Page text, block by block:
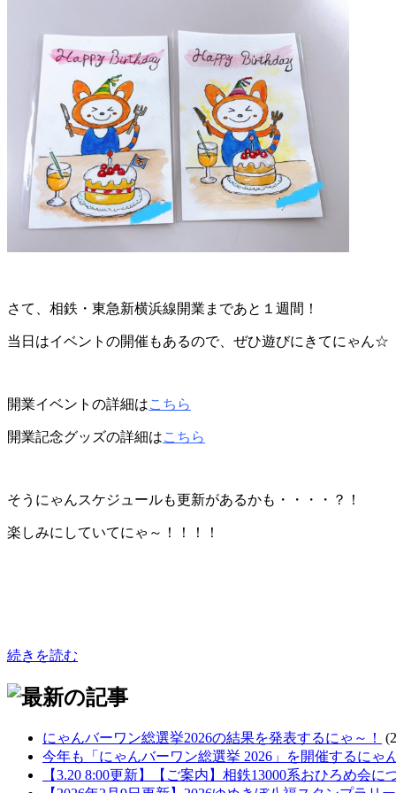
さて、相鉄・東急新横浜線開業まであと１週間！
当日はイベントの開催もあるので、ぜひ遊びにきてにゃん☆
開業イベントの詳細はこちら
開業記念グッズの詳細はこちら
そうにゃんスケジュールも更新があるかも・・・・？！
楽しみにしていてにゃ～！！！！
続きを読む
にゃんバーワン総選挙2026の結果を発表するにゃ～！
今年も「にゃんバーワン総選挙 2026」を開催するにゃ
【3.20 8:00更新】【ご案内】相鉄13000系おひろめ会に